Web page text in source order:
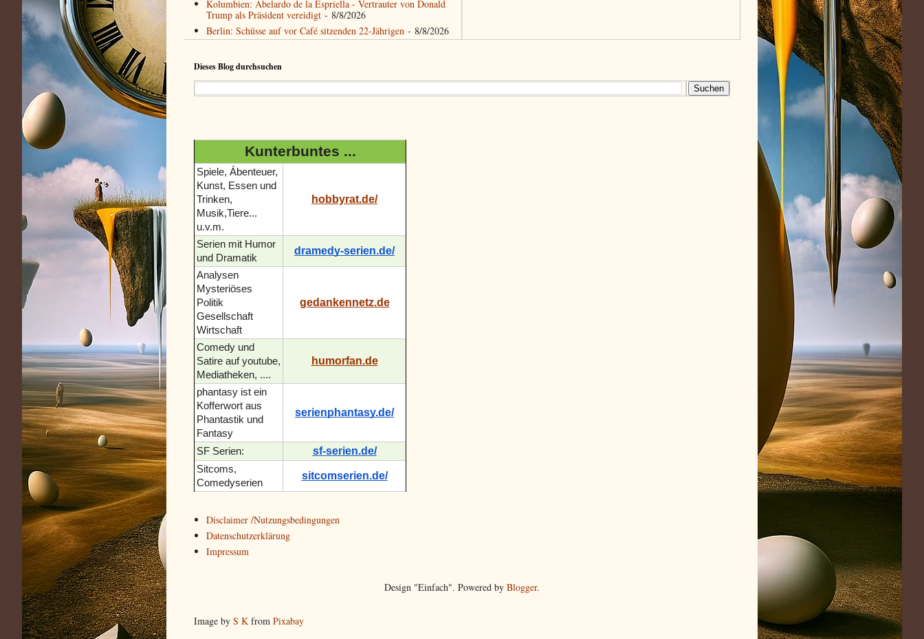
Kolumbien: Abelardo de la Espriella - Vertrauter von Donald
Trump als Präsident vereidigt- 8/8/2026
Berlin: Schüsse auf vor Café sitzenden 22-Jährigen- 8/8/2026
Dieses Blog durchsuchen
Kunterbuntes ...
Spiele, Ábenteuer,
Kunst, Essen und
Trinken,
Musik,Tiere...
u.v.m.
hobbyrat.de/
Serien mit Humor
und Dramatik
dramedy-serien.de/
Analysen
Mysteriöses
Politik
Gesellschaft
Wirtschaft
gedankennetz.de
Comedy und
Satire auf youtube,
Mediatheken, ....
humorfan.de
phantasy ist ein
Kofferwort aus
Phantastik und
Fantasy
serienphantasy.de/
SF Serien: sf-serien.de/
Sitcoms,
Comedyserien
sitcomserien.de/
Disclaimer /Nutzungsbedingungen
Datenschutzerklärung
Impressum
Design "Einfach". Powered by Blogger.
Image by S K from Pixabay